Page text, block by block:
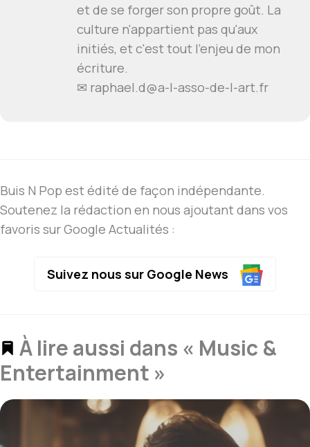
et de se forger son propre goût. La
culture n'appartient pas qu'aux
initiés, et c'est tout l'enjeu de mon
écriture.
✉ raphael.d@a-l-asso-de-l-art.fr
Buis N Pop est édité de façon indépendante.
Soutenez la rédaction en nous ajoutant dans vos
favoris sur Google Actualités :
Suivez nous sur Google News
À lire aussi dans « Music &
Entertainment »